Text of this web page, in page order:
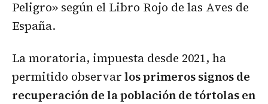
Peligro» según el Libro Rojo de las Aves de
España.
La moratoria, impuesta desde 2021, ha
permitido observarlos primeros signos de
recuperación de la población de tórtolas en